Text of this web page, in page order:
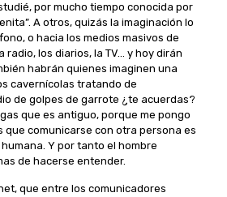
por mucho tiempo conocida por
A otros, quizás la imaginación lo
o hacia los medios masivos de
radio, los diarios, la TV… y hoy dirán
habrán quienes imaginen una
cavernícolas tratando de
de golpes de garrote ¿te acuerdas?
que es antiguo, porque me pongo
que comunicarse con otra persona es
Y por tanto el hombre
de hacerse entender.
que entre los comunicadores